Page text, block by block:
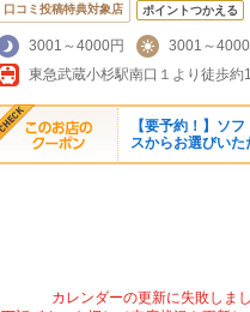
口コミ投稿特典対象店 ポイントつかえる
3001～4000円
3001～
東急武蔵小杉駅南口１より徒歩約
【要予約！】ソ
スからお選びいた
カレンダーの更新に失敗しまし